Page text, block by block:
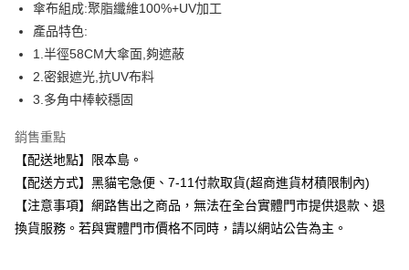
街口支付
悠遊付
Google Pay
【大哥付你分期使用說明】
1.本服務由台灣大哥大提供，台灣大哥大用戶可立即使用無須另外申請。
2.付款方式選擇「大哥付你分期」，訂單成立後會自動跳轉到大哥付的交易
ATM付款
傘布組成:聚脂纖維100%+UV加工
產品特色:
1.半徑58CM大傘面,夠遮蔽
2.密銀遮光,抗UV布料
3.多角中棒較穩固
銷售重點
【配送地點】限本島。
【配送方式】黑貓宅急便、7-11付款取貨(超商進貨材積限制內)
【注意事項】網路售出之商品，無法在全台實體門市提供退款、退
換貨服務。若與實體門市價格不同時，請以網站公告為主。